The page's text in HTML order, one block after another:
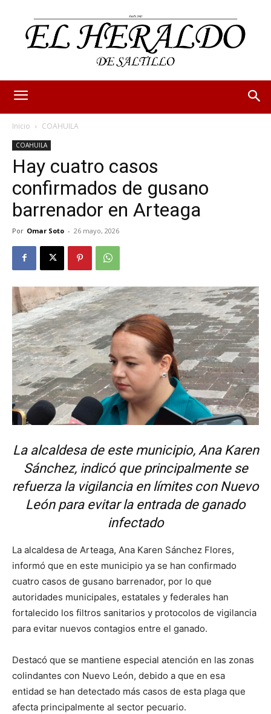
Inicio COAHUILA
COAHUILA
Hay cuatro casos
confirmados de gusano
barrenador en Arteaga
Por Omar Soto - 26 mayo, 2026
La alcaldesa de este municipio, Ana Karen
Sánchez, indicó que principalmente se
refuerza la vigilancia en límites con Nuevo
León para evitar la entrada de ganado
infectado
La alcaldesa de Arteaga, Ana Karen Sánchez Flores,
informó que en este municipio ya se han confirmado
cuatro casos de gusano barrenador, por lo que
autoridades municipales, estatales y federales han
fortalecido los filtros sanitarios y protocolos de vigilancia
para evitar nuevos contagios entre el ganado.
Destacó que se mantiene especial atención en las zonas
colindantes con Nuevo León, debido a que en esa
entidad se han detectado más casos de esta plaga que
afecta principalmente al sector pecuario.